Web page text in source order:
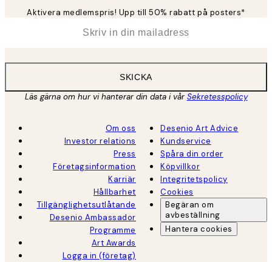
Aktivera medlemspris! Upp till 50% rabatt på posters*
SKICKA
Läs gärna om hur vi hanterar din data i vårSekretesspolicy
Om oss
Investor relations
Press
Företagsinformation
Karriär
Hållbarhet
Tillgänglighetsutlåtande
Desenio Ambassador
Programme
Art Awards
Logga in (företag)
Desenio Art Advice
Kundservice
Spåra din order
Köpvillkor
Integritetspolicy
Cookies
Begäran om
avbeställning
Hantera cookies